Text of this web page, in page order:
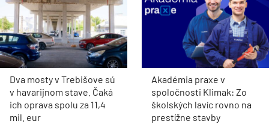
Dva mosty v Trebišove sú
v havarijnom stave. Čaká
ich oprava spolu za 11,4
mil. eur
Akadémia praxe v
spoločnosti Klimak: Zo
školských lavíc rovno na
prestížne stavby